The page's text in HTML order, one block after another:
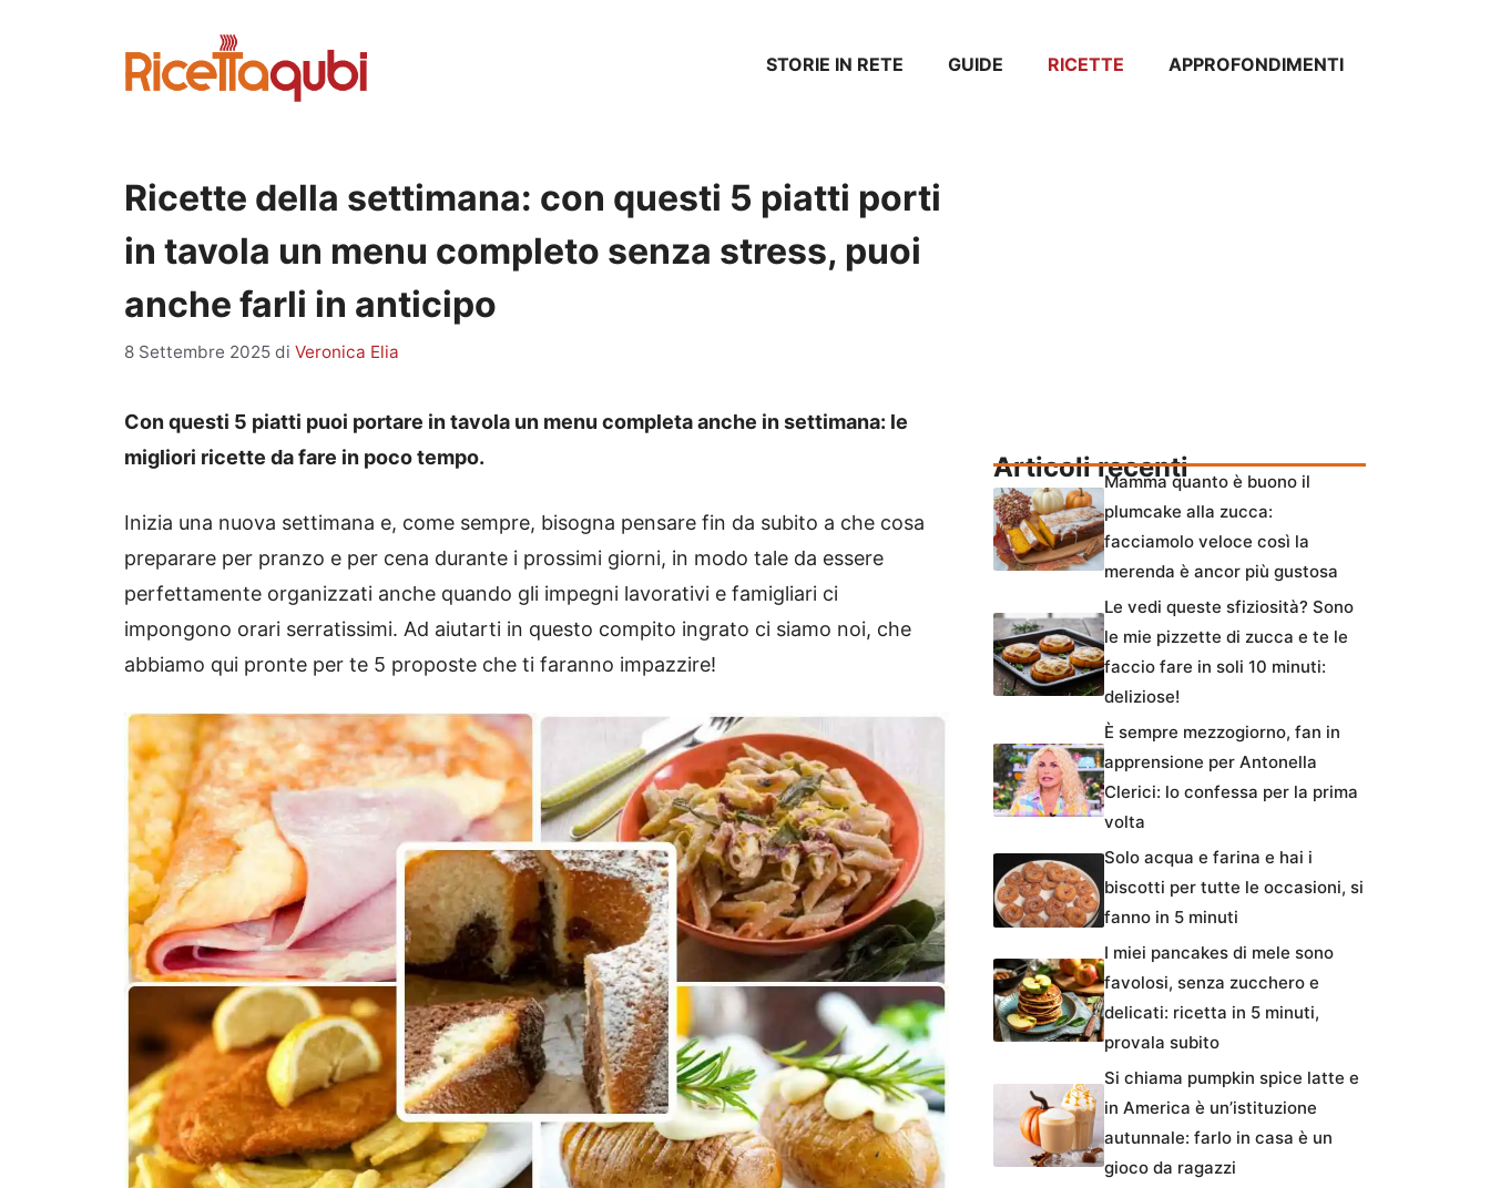
STORIE IN RETE GUIDE RICETTE APPROFONDIMENTI
Ricette della settimana: con questi 5 piatti porti
in tavola un menu completo senza stress, puoi
anche farli in anticipo
8 Settembre 2025 di Veronica Elia
Con questi 5 piatti puoi portare in tavola un menu completa anche in settimana: le
migliori ricette da fare in poco tempo.
Inizia una nuova settimana e, come sempre, bisogna pensare fin da subito a che cosa
preparare per pranzo e per cena durante i prossimi giorni, in modo tale da essere
perfettamente organizzati anche quando gli impegni lavorativi e famigliari ci
impongono orari serratissimi. Ad aiutarti in questo compito ingrato ci siamo noi, che
abbiamo qui pronte per te 5 proposte che ti faranno impazzire!
Articoli recentiMamma quanto è buono il
plumcake alla zucca:
facciamolo veloce così la
merenda è ancor più gustosa
Le vedi queste sfiziosità? Sono
le mie pizzette di zucca e te le
faccio fare in soli 10 minuti:
deliziose!
È sempre mezzogiorno, fan in
apprensione per Antonella
Clerici: lo confessa per la prima
volta
Solo acqua e farina e hai i
biscotti per tutte le occasioni, si
fanno in 5 minuti
I miei pancakes di mele sono
favolosi, senza zucchero e
delicati: ricetta in 5 minuti,
provala subito
Si chiama pumpkin spice latte e
in America è un’istituzione
autunnale: farlo in casa è un
gioco da ragazzi